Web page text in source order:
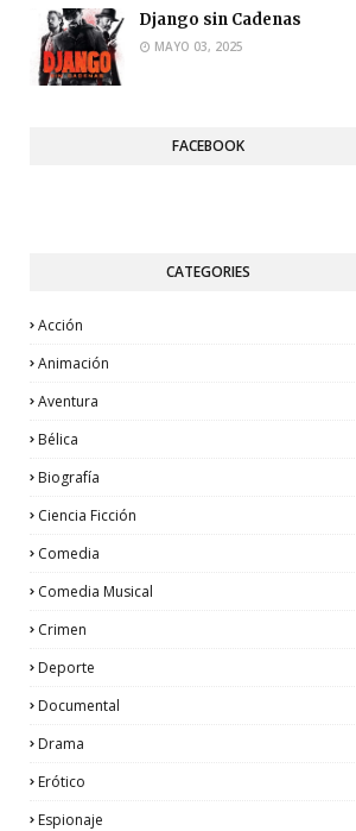
Django sin Cadenas
MAYO 03, 2025
FACEBOOK
CATEGORIES
Acción
Animación
Aventura
Bélica
Biografía
Ciencia Ficción
Comedia
Comedia Musical
Crimen
Deporte
Documental
Drama
Erótico
Espionaje